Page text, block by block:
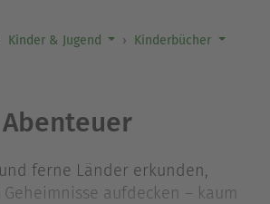
Kinder & Jugend
Kinderbücher
Abenteuer
ferne Länder erkunden,
aufdecken – kaum